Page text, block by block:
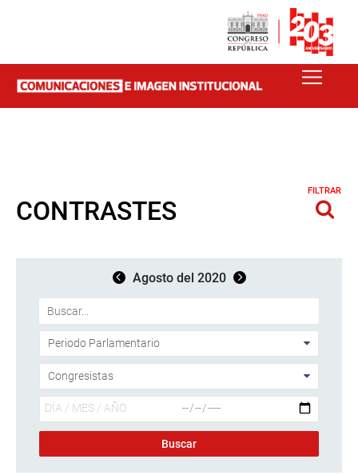
CONTRASTES
FILTRAR
Agosto del 2020